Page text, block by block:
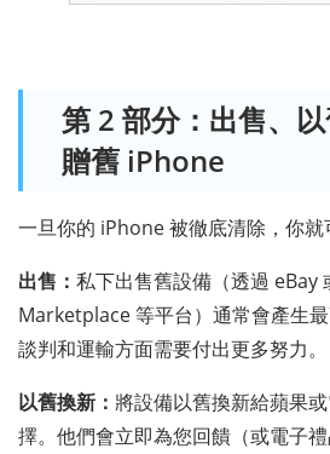
第 2 部分：出售、
贈舊 iPhone
一旦你的 iPhone 被徹底清除，你就
出售： 私下出售舊設備（透過 eBay
Marketplace 等平台）通常會產生最
談判和運輸方面需要付出更多努力。
以舊換新： 將設備以舊換新給蘋果
擇。他們會立即為您回饋（或電子